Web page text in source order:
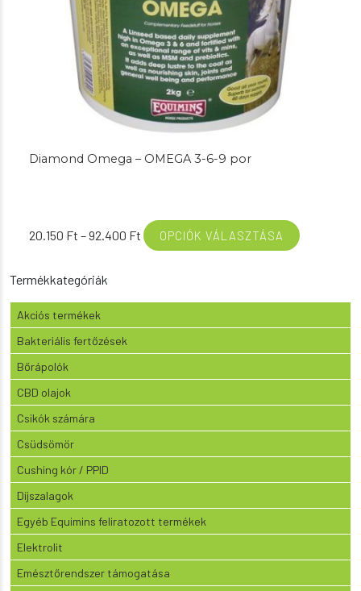
Diamond Omega – OMEGA 3-6-9 por
20.150 Ft –92.400 Ft Ártartomány:
20.150 Ft
OPCIÓK VÁLASZTÁSA
Termékkategóriák
Akciós termékek
Bakteriális fertőzések
Bőrápolók
CBD olajok
Csikók számára
Csüdsömör
Cushing kór / PPID
Díjszalagok
Egyéb Equimins feliratozott termékek
Elektrolit
Emésztőrendszer támogatása